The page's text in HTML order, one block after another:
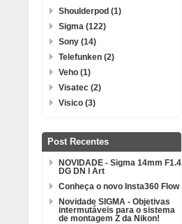
Shoulderpod (1)
Sigma (122)
Sony (14)
Telefunken (2)
Veho (1)
Visatec (2)
Visico (3)
Post Recentes
NOVIDADE - Sigma 14mm F1.4
DG DN l Art
Conheça o novo Insta360 Flow
Novidade SIGMA - Objetivas
intermutáveis para o sistema
de montagem Z da Nikon!